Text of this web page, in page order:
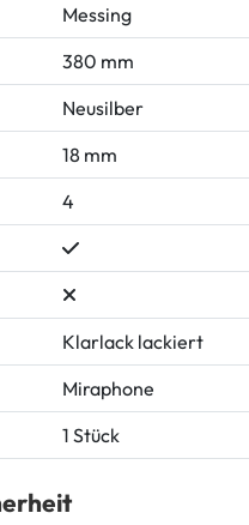
Messing
380 mm
Neusilber
18 mm
4
Klarlack lackiert
Miraphone
1 Stück